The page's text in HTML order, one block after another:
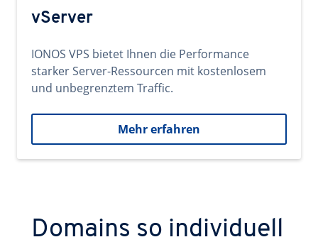
vServer
IONOS VPS bietet Ihnen die Performance
starker Server-Ressourcen mit kostenlosem
und unbegrenztem Traffic.
Mehr erfahren
Domains so individuell